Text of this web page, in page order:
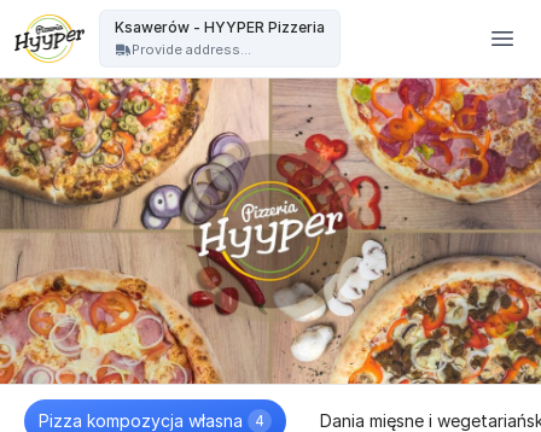
Ksawerów - HYYPER Pizzeria
Provide address...
Pizza kompozycja własna 4 Dania mięsne i